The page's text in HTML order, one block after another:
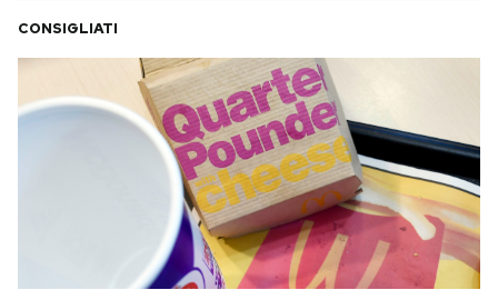
CONSIGLIATI